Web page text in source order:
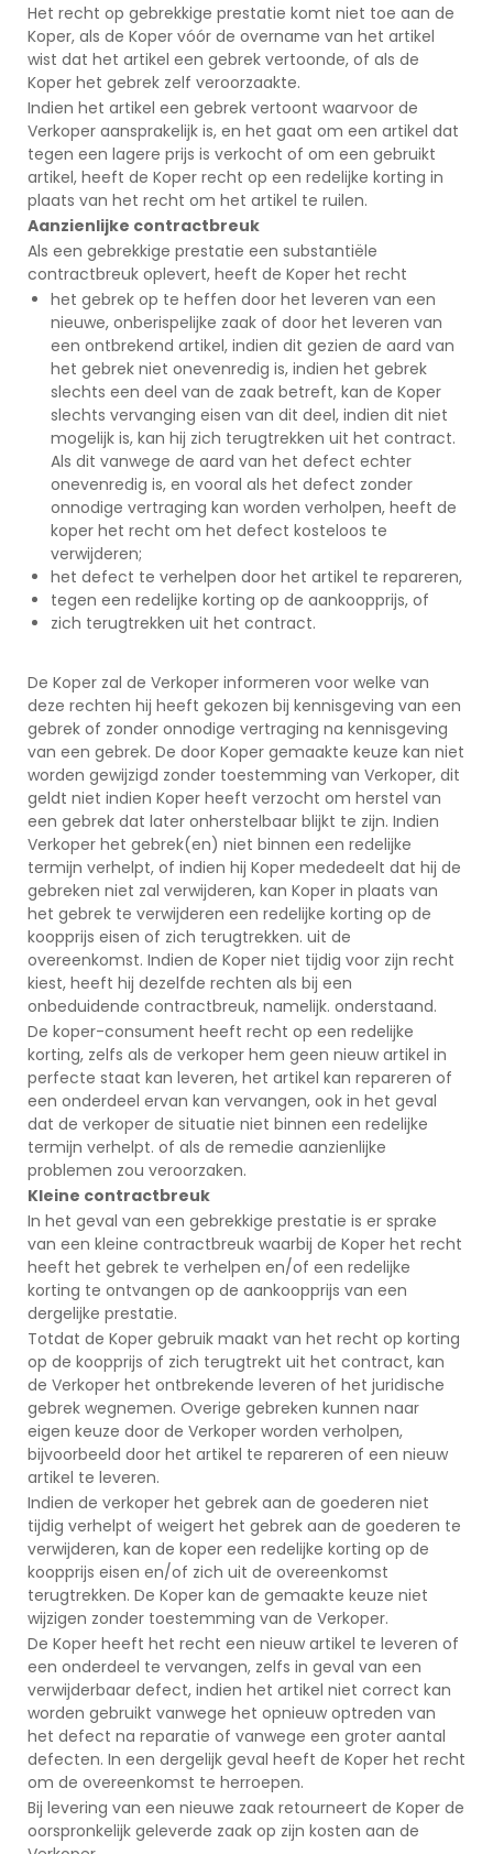
Het recht op gebrekkige prestatie komt niet toe aan de
Koper, als de Koper vóór de overname van het artikel
wist dat het artikel een gebrek vertoonde, of als de
Koper het gebrek zelf veroorzaakte.
Indien het artikel een gebrek vertoont waarvoor de
Verkoper aansprakelijk is, en het gaat om een artikel dat
tegen een lagere prijs is verkocht of om een gebruikt
artikel, heeft de Koper recht op een redelijke korting in
plaats van het recht om het artikel te ruilen.
Aanzienlijke contractbreuk
Als een gebrekkige prestatie een substantiële
contractbreuk oplevert, heeft de Koper het recht
het gebrek op te heffen door het leveren van een
nieuwe, onberispelijke zaak of door het leveren van
een ontbrekend artikel, indien dit gezien de aard van
het gebrek niet onevenredig is, indien het gebrek
slechts een deel van de zaak betreft, kan de Koper
slechts vervanging eisen van dit deel, indien dit niet
mogelijk is, kan hij zich terugtrekken uit het contract.
Als dit vanwege de aard van het defect echter
onevenredig is, en vooral als het defect zonder
onnodige vertraging kan worden verholpen, heeft de
koper het recht om het defect kosteloos te
verwijderen;
het defect te verhelpen door het artikel te repareren,
tegen een redelijke korting op de aankoopprijs, of
zich terugtrekken uit het contract.
De Koper zal de Verkoper informeren voor welke van
deze rechten hij heeft gekozen bij kennisgeving van een
gebrek of zonder onnodige vertraging na kennisgeving
van een gebrek. De door Koper gemaakte keuze kan niet
worden gewijzigd zonder toestemming van Verkoper, dit
geldt niet indien Koper heeft verzocht om herstel van
een gebrek dat later onherstelbaar blijkt te zijn. Indien
Verkoper het gebrek(en) niet binnen een redelijke
termijn verhelpt, of indien hij Koper mededeelt dat hij de
gebreken niet zal verwijderen, kan Koper in plaats van
het gebrek te verwijderen een redelijke korting op de
koopprijs eisen of zich terugtrekken. uit de
overeenkomst. Indien de Koper niet tijdig voor zijn recht
kiest, heeft hij dezelfde rechten als bij een
onbeduidende contractbreuk, namelijk. onderstaand.
De koper-consument heeft recht op een redelijke
korting, zelfs als de verkoper hem geen nieuw artikel in
perfecte staat kan leveren, het artikel kan repareren of
een onderdeel ervan kan vervangen, ook in het geval
dat de verkoper de situatie niet binnen een redelijke
termijn verhelpt. of als de remedie aanzienlijke
problemen zou veroorzaken.
Kleine contractbreuk
In het geval van een gebrekkige prestatie is er sprake
van een kleine contractbreuk waarbij de Koper het recht
heeft het gebrek te verhelpen en/of een redelijke
korting te ontvangen op de aankoopprijs van een
dergelijke prestatie.
Totdat de Koper gebruik maakt van het recht op korting
op de koopprijs of zich terugtrekt uit het contract, kan
de Verkoper het ontbrekende leveren of het juridische
gebrek wegnemen. Overige gebreken kunnen naar
eigen keuze door de Verkoper worden verholpen,
bijvoorbeeld door het artikel te repareren of een nieuw
artikel te leveren.
Indien de verkoper het gebrek aan de goederen niet
tijdig verhelpt of weigert het gebrek aan de goederen te
verwijderen, kan de koper een redelijke korting op de
koopprijs eisen en/of zich uit de overeenkomst
terugtrekken. De Koper kan de gemaakte keuze niet
wijzigen zonder toestemming van de Verkoper.
De Koper heeft het recht een nieuw artikel te leveren of
een onderdeel te vervangen, zelfs in geval van een
verwijderbaar defect, indien het artikel niet correct kan
worden gebruikt vanwege het opnieuw optreden van
het defect na reparatie of vanwege een groter aantal
defecten. In een dergelijk geval heeft de Koper het recht
om de overeenkomst te herroepen.
Bij levering van een nieuwe zaak retourneert de Koper de
oorspronkelijk geleverde zaak op zijn kosten aan de